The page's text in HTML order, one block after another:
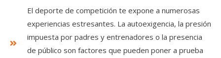
El deporte de competición te expone a numerosas
experiencias estresantes. La autoexigencia, la presión
impuesta por padres y entrenadores o la presencia
de público son factores que pueden poner a prueba